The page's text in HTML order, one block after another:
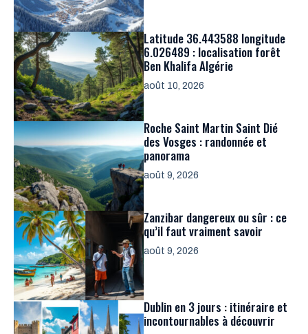
Latitude 36.443588 longitude
6.026489 : localisation forêt
Ben Khalifa Algérie
août 10, 2026
Roche Saint Martin Saint Dié
des Vosges : randonnée et
panorama
août 9, 2026
Zanzibar dangereux ou sûr : ce
qu’il faut vraiment savoir
août 9, 2026
Dublin en 3 jours : itinéraire et
incontournables à découvrir